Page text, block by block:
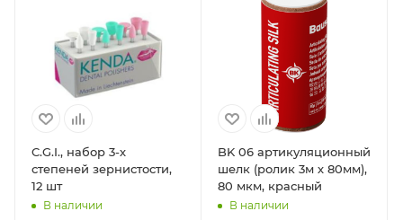
C.G.I., набор 3-х
степеней зернистости,
12 шт
В наличии
BK 06 артикуляционный
шелк (ролик 3м х 80мм),
80 мкм, красный
В наличии